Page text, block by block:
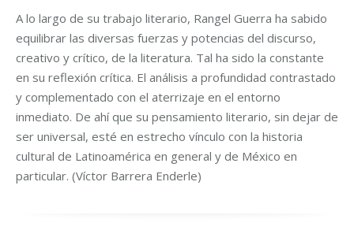
A lo largo de su trabajo literario, Rangel Guerra ha sabido
equilibrar las diversas fuerzas y potencias del discurso,
creativo y crítico, de la literatura. Tal ha sido la constante
en su reflexión crítica. El análisis a profundidad contrastado
y complementado con el aterrizaje en el entorno
inmediato. De ahí que su pensamiento literario, sin dejar de
ser universal, esté en estrecho vínculo con la historia
cultural de Latinoamérica en general y de México en
particular. (Víctor Barrera Enderle)